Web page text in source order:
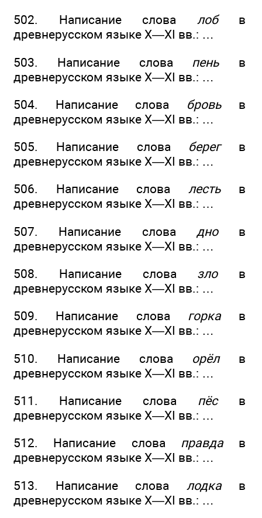
502. Написание слова лобв
древнерусском языке X—XI вв.: …
503. Написание слова пень в
древнерусском языке X—XI вв.: …
504. Написание слова бровьв
древнерусском языке X—XI вв.: …
505. Написание слова берегв
древнерусском языке X—XI вв.: …
506. Написание слова лестьв
древнерусском языке X—XI вв.: …
507. Написание слова днов
древнерусском языке X—XI вв.: …
508. Написание слова злов
древнерусском языке X—XI вв.: …
509. Написание слова горкав
древнерусском языке X—XI вв.: …
510. Написание слова орёлв
древнерусском языке X—XI вв.: …
511. Написание слова пёсв
древнерусском языке X—XI вв.: …
512. Написание слова правдав
древнерусском языке X—XI вв.: …
513. Написание слова лодкав
древнерусском языке X—XI вв.: …